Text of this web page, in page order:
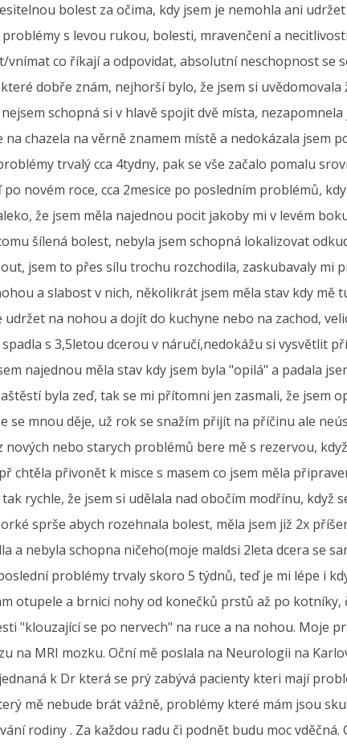
bolest za očima, kdy jsem je nemohla ani
s levou rukou, bolesti, mravenčení a
co říkají a odpovidat, absolutní neschopnost se
dobře znám, nejhorší bylo, že jsem si
schopná si v hlavě spojit dvě místa,
chazela na věrně znamem místě a nedokázala jsem
trvalý cca 4tydny, pak se vše začalo pomalu
novém roce, cca 2mesice po posledním problémů,
že jsem měla najednou pocit jakoby mi v levém
šílená bolest, nebyla jsem schopná lokalizovat
jsem to přes sílu trochu rozchodila, zaskubavaly mi
a slabost v nich, několikrát jsem měla stav kdy mě
na nohou a dojít do kuchyne nebo na zachod,
s 3,5letou dcerou v náručí,nedokážu si vysvětlit
najednou měla stav kdy jsem byla "opilá" a padala
byla zeď, tak se mi přítomni jen zasmali, že jsem
se mnou děje, už rok se snažím přijít na příčinu ale
nebo starych problémů bere mě s rezervou,
přivonět k misce s masem co jsem měla
rychle, že jsem si udělala nad obočím modřínu, když
sprše abych rozehnala bolest, měla jsem již 2x
a nebyla schopna ničeho(moje maldsi 2leta dcera se
problémy trvaly skoro 5 týdnů, teď je mi lépe i
otupele a brnici nohy od konečků prstů až po
"klouzající se po nervech" na ruce a na nohou. Moje
na MRI mozku. Oční mě poslala na Neurologii na
k Dr která se prý zabývá pacienty kteri mají
mě nebude brát vážně, problémy které mám jsou
rodiny . Za každou radu či podnět budu moc vděčná.